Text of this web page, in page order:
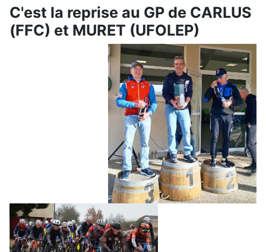
C'est la reprise au GP de CARLUS
(FFC) et MURET (UFOLEP)